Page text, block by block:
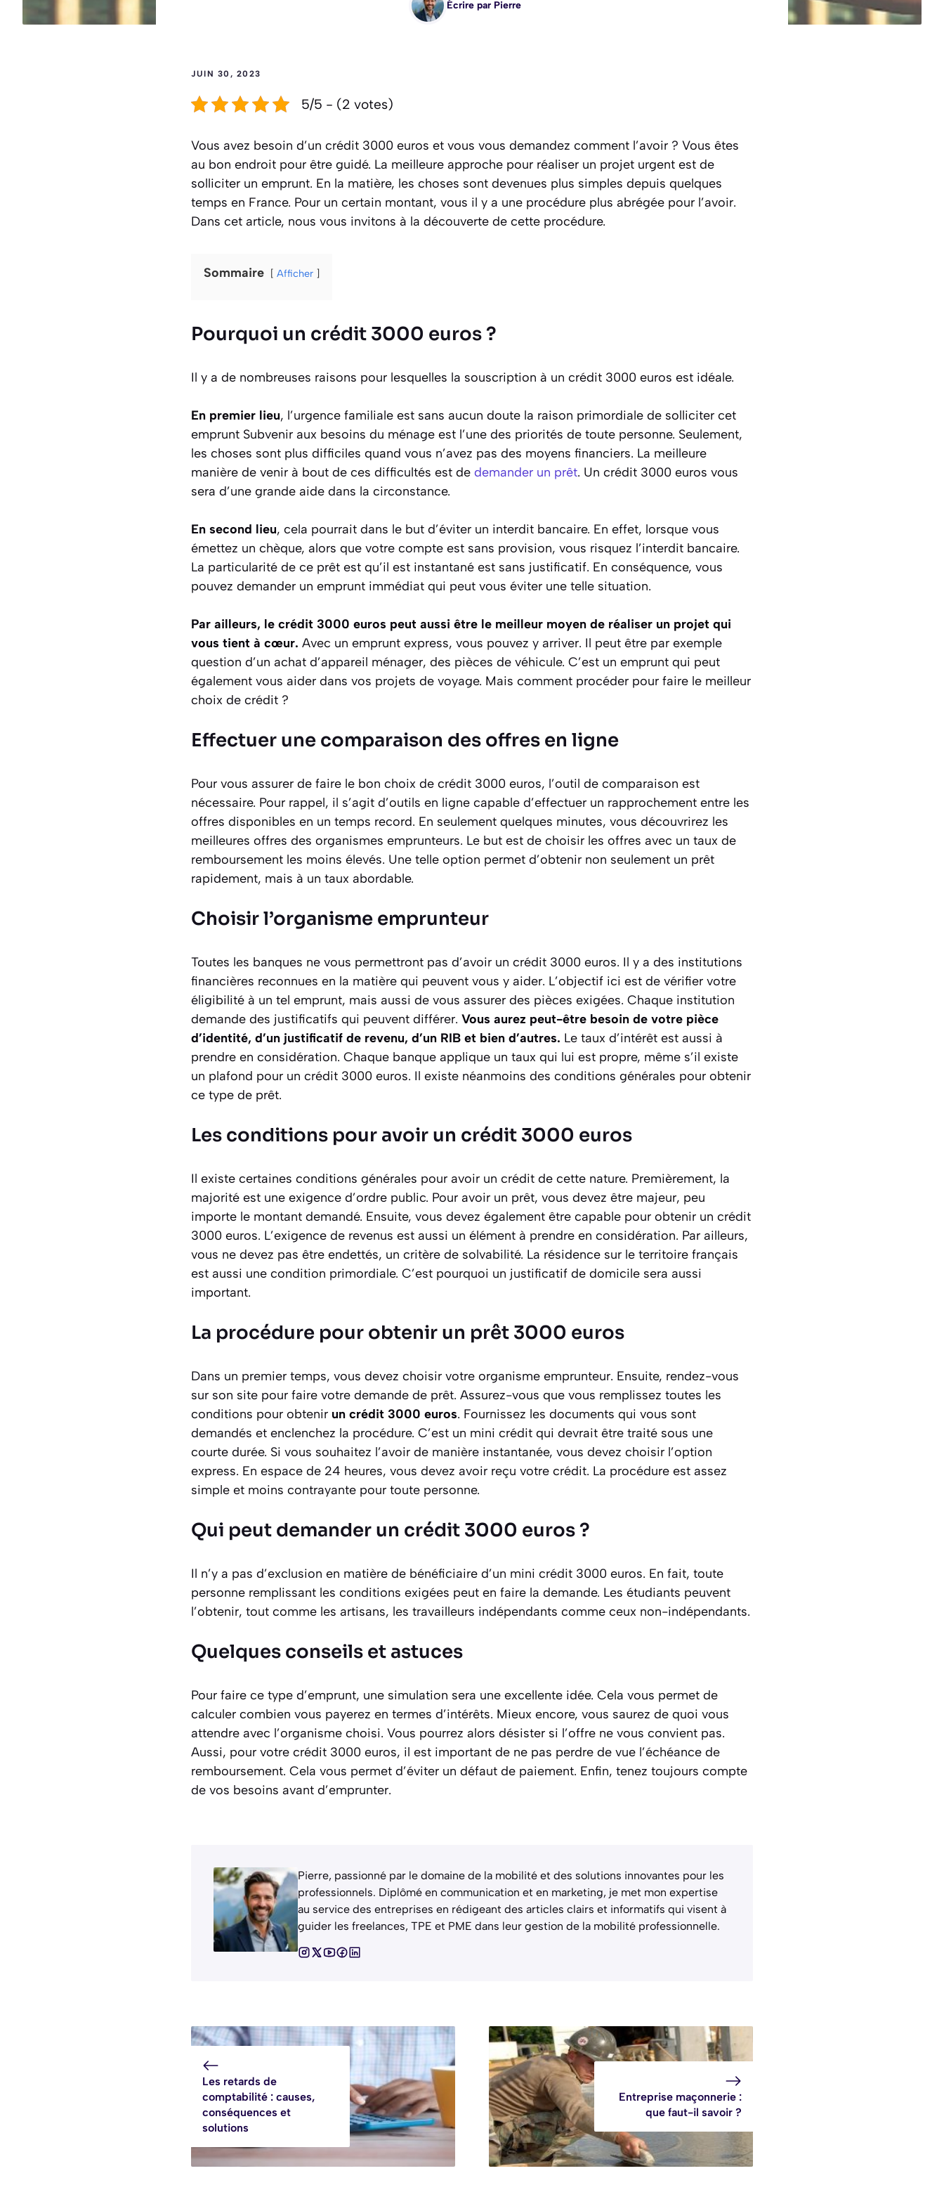
Écrire par Pierre
JUIN 30, 2023
5/5 - (2 votes)
Vous avez besoin d’un crédit 3000 euros et vous vous demandez comment l’avoir ? Vous êtes
au bon endroit pour être guidé. La meilleure approche pour réaliser un projet urgent est de
solliciter un emprunt. En la matière, les choses sont devenues plus simples depuis quelques
temps en France. Pour un certain montant, vous il y a une procédure plus abrégée pour l’avoir.
Dans cet article, nous vous invitons à la découverte de cette procédure.
Sommaire Afficher
Pourquoi un crédit 3000 euros ?
Il y a de nombreuses raisons pour lesquelles la souscription à un crédit 3000 euros est idéale.
En premier lieu, l’urgence familiale est sans aucun doute la raison primordiale de solliciter cet
emprunt Subvenir aux besoins du ménage est l’une des priorités de toute personne. Seulement,
les choses sont plus difficiles quand vous n’avez pas des moyens financiers. La meilleure
manière de venir à bout de ces difficultés est de demander un prêt. Un crédit 3000 euros vous
sera d’une grande aide dans la circonstance.
En second lieu, cela pourrait dans le but d’éviter un interdit bancaire. En effet, lorsque vous
émettez un chèque, alors que votre compte est sans provision, vous risquez l’interdit bancaire.
La particularité de ce prêt est qu’il est instantané est sans justificatif. En conséquence, vous
pouvez demander un emprunt immédiat qui peut vous éviter une telle situation.
Par ailleurs, le crédit 3000 euros peut aussi être le meilleur moyen de réaliser un projet qui
vous tient à cœur. Avec un emprunt express, vous pouvez y arriver. Il peut être par exemple
question d’un achat d’appareil ménager, des pièces de véhicule. C’est un emprunt qui peut
également vous aider dans vos projets de voyage. Mais comment procéder pour faire le meilleur
choix de crédit ?
Effectuer une comparaison des offres en ligne
Pour vous assurer de faire le bon choix de crédit 3000 euros, l’outil de comparaison est
nécessaire. Pour rappel, il s’agit d’outils en ligne capable d’effectuer un rapprochement entre les
offres disponibles en un temps record. En seulement quelques minutes, vous découvrirez les
meilleures offres des organismes emprunteurs. Le but est de choisir les offres avec un taux de
remboursement les moins élevés. Une telle option permet d’obtenir non seulement un prêt
rapidement, mais à un taux abordable.
Choisir l’organisme emprunteur
Toutes les banques ne vous permettront pas d’avoir un crédit 3000 euros. Il y a des institutions
financières reconnues en la matière qui peuvent vous y aider. L’objectif ici est de vérifier votre
éligibilité à un tel emprunt, mais aussi de vous assurer des pièces exigées. Chaque institution
demande des justificatifs qui peuvent différer. Vous aurez peut-être besoin de votre pièce
d’identité, d’un justificatif de revenu, d’un RIB et bien d’autres. Le taux d’intérêt est aussi à
prendre en considération. Chaque banque applique un taux qui lui est propre, même s’il existe
un plafond pour un crédit 3000 euros. Il existe néanmoins des conditions générales pour obtenir
ce type de prêt.
Les conditions pour avoir un crédit 3000 euros
Il existe certaines conditions générales pour avoir un crédit de cette nature. Premièrement, la
majorité est une exigence d’ordre public. Pour avoir un prêt, vous devez être majeur, peu
importe le montant demandé. Ensuite, vous devez également être capable pour obtenir un crédit
3000 euros. L’exigence de revenus est aussi un élément à prendre en considération. Par ailleurs,
vous ne devez pas être endettés, un critère de solvabilité. La résidence sur le territoire français
est aussi une condition primordiale. C’est pourquoi un justificatif de domicile sera aussi
important.
La procédure pour obtenir un prêt 3000 euros
Dans un premier temps, vous devez choisir votre organisme emprunteur. Ensuite, rendez-vous
sur son site pour faire votre demande de prêt. Assurez-vous que vous remplissez toutes les
conditions pour obtenir un crédit 3000 euros. Fournissez les documents qui vous sont
demandés et enclenchez la procédure. C’est un mini crédit qui devrait être traité sous une
courte durée. Si vous souhaitez l’avoir de manière instantanée, vous devez choisir l’option
express. En espace de 24 heures, vous devez avoir reçu votre crédit. La procédure est assez
simple et moins contrayante pour toute personne.
Qui peut demander un crédit 3000 euros ?
Il n’y a pas d’exclusion en matière de bénéficiaire d’un mini crédit 3000 euros. En fait, toute
personne remplissant les conditions exigées peut en faire la demande. Les étudiants peuvent
l’obtenir, tout comme les artisans, les travailleurs indépendants comme ceux non-indépendants.
Quelques conseils et astuces
Pour faire ce type d’emprunt, une simulation sera une excellente idée. Cela vous permet de
calculer combien vous payerez en termes d’intérêts. Mieux encore, vous saurez de quoi vous
attendre avec l’organisme choisi. Vous pourrez alors désister si l’offre ne vous convient pas.
Aussi, pour votre crédit 3000 euros, il est important de ne pas perdre de vue l’échéance de
remboursement. Cela vous permet d’éviter un défaut de paiement. Enfin, tenez toujours compte
de vos besoins avant d’emprunter.
Pierre, passionné par le domaine de la mobilité et des solutions innovantes pour les
professionnels. Diplômé en communication et en marketing, je met mon expertise
au service des entreprises en rédigeant des articles clairs et informatifs qui visent à
guider les freelances, TPE et PME dans leur gestion de la mobilité professionnelle.
Les retards de
comptabilité : causes,
conséquences et
solutions
Entreprise maçonnerie :
que faut-il savoir ?